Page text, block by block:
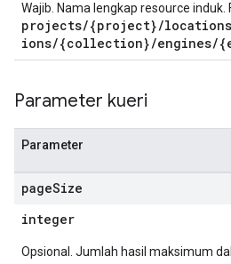
Wajib. Nama lengkap resource induk.
projects/{project}/
ions/{collection}/engines/
Parameter kueri
Parameter
pageSize
integer
Opsional. Jumlah hasil maksimum